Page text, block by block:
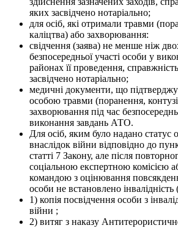
яких засвідчено нотаріально;
для осіб, які отримали травми
каліцтва) або захворювання:
свідчення (заява) не менше ніж
безпосередньої участі особи у
районах її проведення,
засвідчено нотаріально;
медичні документи, що
особою травми (поранення,
захворювання під час
виконання завдань АТО.
Для осіб, яким було надано статус
внаслідок війни відповідно до
статті 7 Закону, але після
соціальною експертною комісією
командою з оцінювання
особи не встановлено
1) копія посвідчення особи з
війни ;
2) витяг з наказу